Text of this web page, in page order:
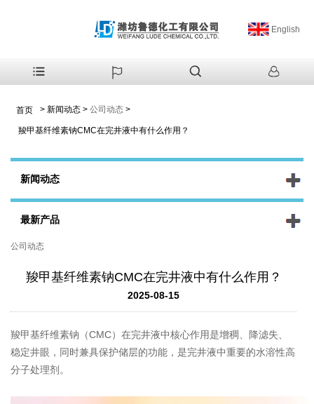
English
首页 > 新闻动态 > 公司动态 >
羧甲基纤维素钠CMC在完井液中有什么作用？
新闻动态
最新产品
公司动态
羧甲基纤维素钠CMC在完井液中有什么作用？
2025-08-15
羧甲基纤维素钠（CMC）在完井液中核心作用是增稠、降滤失、
稳定井眼，同时兼具保护储层的功能，是完井液中重要的水溶性高
分子处理剂。